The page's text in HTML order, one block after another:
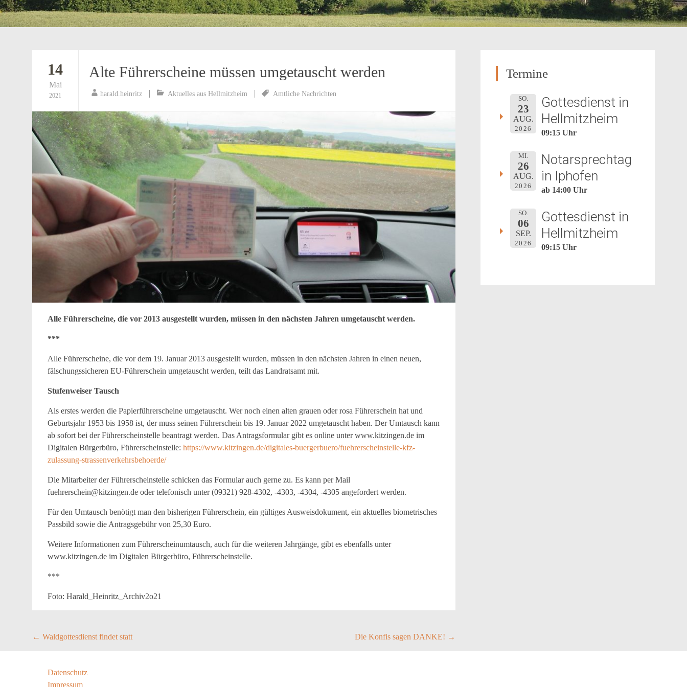
14
Mai
2021
Alte Führerscheine müssen umgetauscht werden
harald.heinritz Aktuelles aus Hellmitzheim Amtliche Nachrichten
Alle Führerscheine, die vor 2013 ausgestellt wurden, müssen in den nächsten Jahren umgetauscht werden.
***
Alle Führerscheine, die vor dem 19. Januar 2013 ausgestellt wurden, müssen in den nächsten Jahren in einen neuen,
fälschungssicheren EU-Führerschein umgetauscht werden, teilt das Landratsamt mit.
Stufenweiser Tausch
Als erstes werden die Papierführerscheine umgetauscht. Wer noch einen alten grauen oder rosa Führerschein hat und
Geburtsjahr 1953 bis 1958 ist, der muss seinen Führerschein bis 19. Januar 2022 umgetauscht haben. Der Umtausch kann
ab sofort bei der Führerscheinstelle beantragt werden. Das Antragsformular gibt es online unter www.kitzingen.de im
Digitalen Bürgerbüro, Führerscheinstelle: https://www.kitzingen.de/digitales-buergerbuero/fuehrerscheinstelle-kfz-
zulassung-strassenverkehrsbehoerde/
Die Mitarbeiter der Führerscheinstelle schicken das Formular auch gerne zu. Es kann per Mail
fuehrerschein@kitzingen.de oder telefonisch unter (09321) 928-4302, -4303, -4304, -4305 angefordert werden.
Für den Umtausch benötigt man den bisherigen Führerschein, ein gültiges Ausweisdokument, ein aktuelles biometrisches
Passbild sowie die Antragsgebühr von 25,30 Euro.
Weitere Informationen zum Führerscheinumtausch, auch für die weiteren Jahrgänge, gibt es ebenfalls unter
www.kitzingen.de im Digitalen Bürgerbüro, Führerscheinstelle.
***
Foto: Harald_Heinritz_Archiv2o21
Post
← Waldgottesdienst findet statt Die Konfis sagen DANKE! →
Termine
SO.
23
AUG.
2026
Gottesdienst in
Hellmitzheim
09:15 Uhr
MI.
26
AUG.
2026
Notarsprechtag
in Iphofen
ab 14:00 Uhr
SO.
06
SEP.
2026
Gottesdienst in
Hellmitzheim
09:15 Uhr
Datenschutz
Impressum